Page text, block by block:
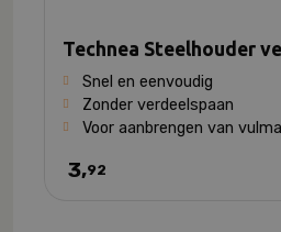
Technea Steelhouder
Snel en eenvoudig
Zonder verdeelspaan
Voor aanbrengen van
3,92